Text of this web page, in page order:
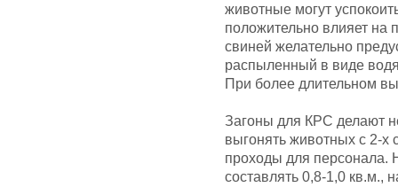
животные могут
положительно влияет на
свиней желательно
распыленный в виде
При более длительном
Загоны для КРС делают
выгонять животных с 2-х
проходы для персонала.
составлять 0,8-1,0 кв.м.,